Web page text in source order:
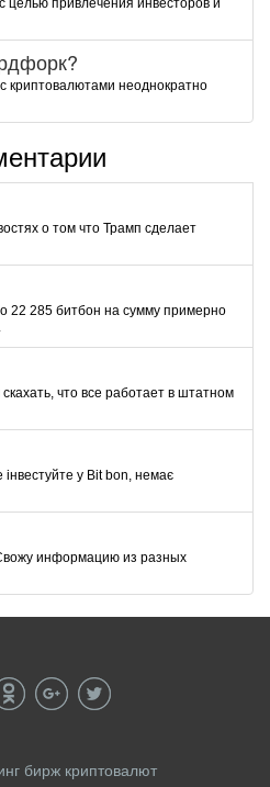
целью привлечения инвесторов и
криптовалютами неоднократно
о том что Трамп сделает
22 285 битбон на сумму примерно
что все работает в штатном
у Bit bon, немає
информацию из разных
бирж криптовалют